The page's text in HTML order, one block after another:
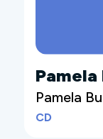
Pamela
Pamela
CD